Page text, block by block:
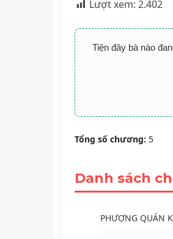
Lượt xem: 2.402
Tiện đây bà nào
Tổng số chương: 5
Danh sách
PHƯỢNG QUÁN